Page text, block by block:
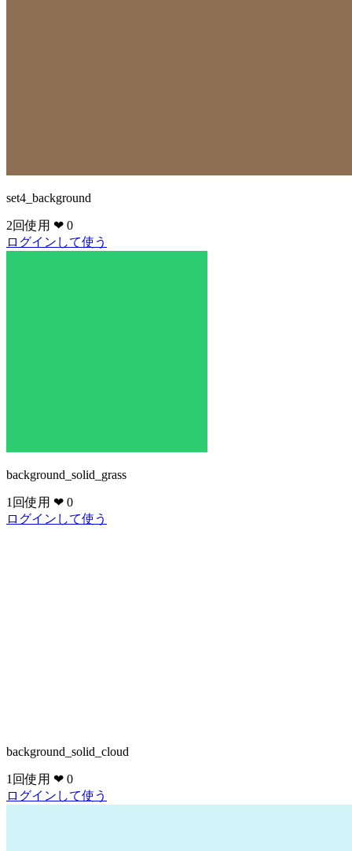
set4_background
2回使用 ❤ 0
ログインして使う
background_solid_grass
1回使用 ❤ 0
ログインして使う
background_solid_cloud
1回使用 ❤ 0
ログインして使う